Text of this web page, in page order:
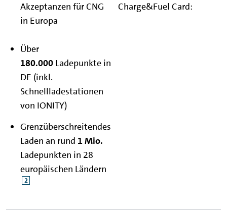
Akzeptanzen für CNG
in Europa
Charge&Fuel Card:
Über
180.000 Ladepunkte in
DE (inkl.
Schnellladestationen
von IONITY)
Grenzüberschreitendes
Laden an rund 1 Mio.
Ladepunkten in 28
europäischen Ländern
2